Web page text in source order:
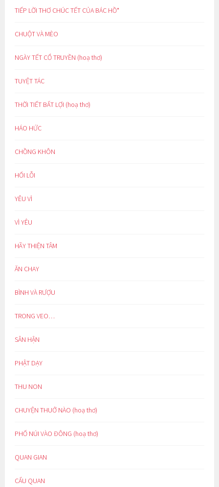
TIẾP LỜI THƠ CHÚC TẾT CỦA BÁC HỒ*
CHUỘT VÀ MÈO
NGÀY TẾT CỔ TRUYỀN (hoạ thơ)
TUYỆT TÁC
THỜI TIẾT BẤT LỢI (hoạ thơ)
HÁO HỨC
CHỒNG KHÔN
HỐI LỖI
YÊU VÌ
VÌ YÊU
HÃY THIỆN TÂM
ĂN CHAY
BÌNH VÀ RƯỢU
TRONG VEO…
SÂN HẬN
PHẬT DẠY
THU NON
CHUYỆN THUỞ NÀO (hoạ thơ)
PHỐ NÚI VÀO ĐÔNG (hoạ thơ)
QUAN GIAN
CẨU QUAN